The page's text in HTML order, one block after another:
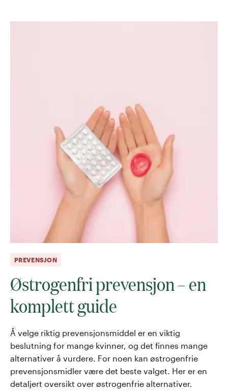
PREVENSJON
Østrogenfri prevensjon – en
komplett guide
Å velge riktig prevensjonsmiddel er en viktig
beslutning for mange kvinner, og det finnes mange
alternativer å vurdere. For noen kan østrogenfrie
prevensjonsmidler være det beste valget. Her er en
detaljert oversikt over østrogenfrie alternativer.